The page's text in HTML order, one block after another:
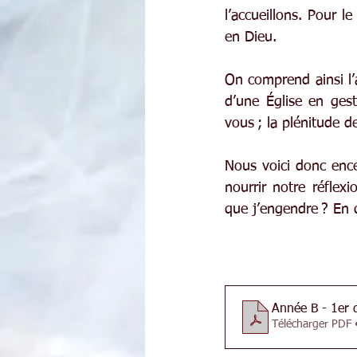
l’accueillons. Pour
en Dieu.
On comprend ainsi
d’une Église en
vous ; la plénitude
Nous voici donc
nourrir notre
que j’engendre ?
Année B - 1er
Télécharger PDF